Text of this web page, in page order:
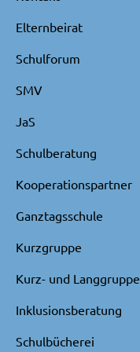
Elternbeirat
Schulforum
SMV
JaS
Schulberatung
Kooperationspartner
Ganztagsschule
Kurzgruppe
Kurz- und Langgruppe
Inklusionsberatung
Schulbücherei